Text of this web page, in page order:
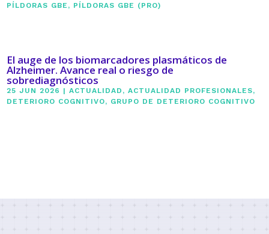
PÍLDORAS GBE , PÍLDORAS GBE (PRO)
El auge de los biomarcadores plasmáticos de
Alzheimer. Avance real o riesgo de
sobrediagnósticos
25 JUN 2026 |ACTUALIDAD ,ACTUALIDAD PROFESIONALES,
DETERIORO COGNITIVO, GRUPO DE DETERIORO COGNITIVO